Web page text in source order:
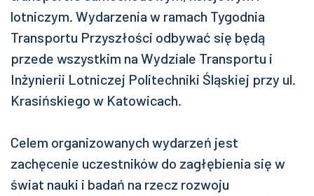
lotniczym. Wydarzenia w ramach Tygodnia
Transportu Przyszłości odbywać się będą
przede wszystkim na Wydziale Transportu i
Inżynierii Lotniczej Politechniki Śląskiej przy ul.
Krasińskiego w Katowicach.
Celem organizowanych wydarzeń jest
zachęcenie uczestników do zagłębienia się w
świat nauki i badań na rzecz rozwoju